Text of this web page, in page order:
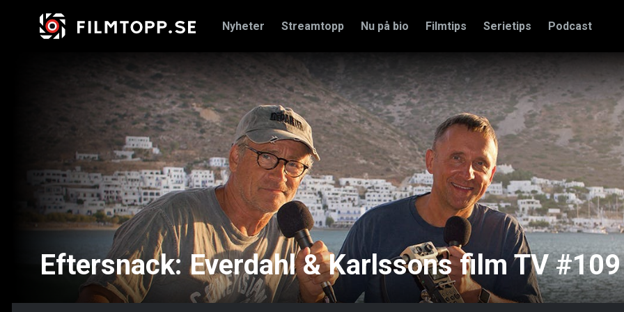
Nyheter Streamtopp Nu på bio Filmtips Serietips Podcast
Eftersnack: Everdahl & Karlssons film TV #109